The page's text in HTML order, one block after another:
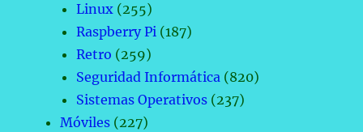
Linux (255)
Raspberry Pi (187)
Retro (259)
Seguridad Informática (820)
Sistemas Operativos (237)
Móviles (227)